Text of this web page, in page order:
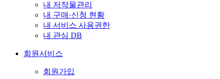
내 저작물관리
내 구매·신청 현황
내 서비스 사용권한
내 관심 DB
회원서비스
회원가입